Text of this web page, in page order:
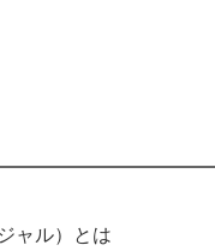
ャル）とは